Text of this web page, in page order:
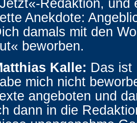
Redaktion, und
Anekdote:
damals mit den
beworben.
Kalle: Das ist
mich nicht
angeboten und
dann in die